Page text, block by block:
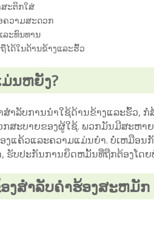
ະຕິກໃສ່
ຄວາມສະດວກ
ລະທົນທານ
ໄດ້ໃນດ້ານຂ້າງແລະຮົ້ວ
ມ່ນຫຍັງ?
ສໍາລັບການນໍາໃຊ້ດ້ານຂ້າງແລະຮົ້ວ
ສະບາຍຂອງຜູ້ໃຊ້. ພວກມັນມີສະຫາ
ແຄ້ວແລະຄວາມແມ່ນຍໍາ. ບໍ່ເຫມືອນ
ຮັບປະກັນການຍຶດຫມັ້ນທີ່ຖືກຕ້ອງໂດ
ສໍາລັບຄໍາຮ້ອງສະຫມັກ